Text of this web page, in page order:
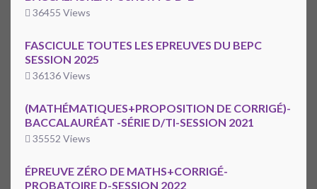
36455 Views
FASCICULE TOUTES LES EPREUVES DU BEPC
SESSION 2025
36136 Views
(MATHÉMATIQUES+PROPOSITION DE CORRIGÉ)-
BACCALAURÉAT -SÉRIE D/TI-SESSION 2021
35552 Views
ÉPREUVE ZÉRO DE MATHS+CORRIGÉ-
PROBATOIRE D-SESSION 2022